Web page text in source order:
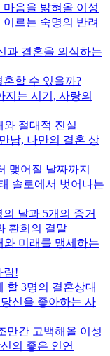
음을 밝혀올 이성
르는 숙명의 반려
과 결혼을 의식하는
할 수 있을까?
지는 시기, 사랑의
절대적 진실
남, 나만의 결혼 상
맺어질 날짜까지
솔로에서 벗어나는
날과 5개의 증거
환희의 결말
미래를 맹세하는
람!
할 3명의 결혼상대
신을 좋아하는 사
만간 고백해올 이성
의 좋은 인연